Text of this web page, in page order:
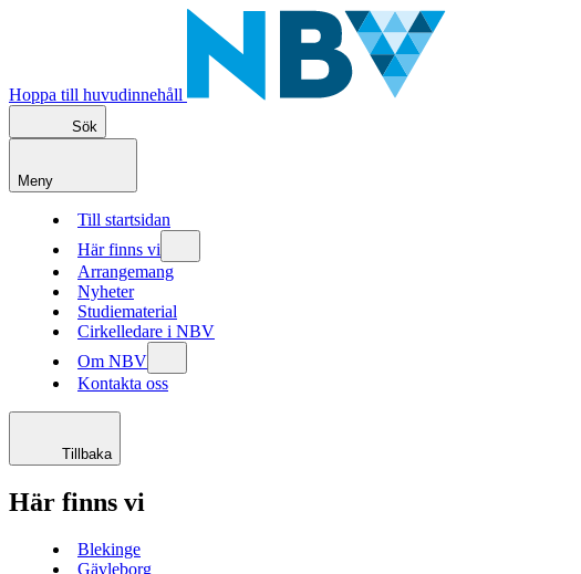
Hoppa till huvudinnehåll
Sök
Meny
Till startsidan
Här finns vi
Arrangemang
Nyheter
Studiematerial
Cirkelledare i NBV
Om NBV
Kontakta oss
Tillbaka
Här finns vi
Blekinge
Gävleborg